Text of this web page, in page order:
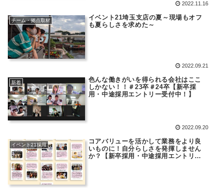
2022.11.16
チーム・拠点取材
イベント21埼玉支店の夏～現場もオフ
も夏らしさを求めた～
2022.09.21
新着
色んな働きがいを得られる会社はここ
しかない！！＃23卒＃24卒【新卒採
用・中途採用エントリー受付中！】
2022.09.20
イベント21採用
コアバリューを活かして業務をより良
いものに！自分らしさを発揮しません
か？【新卒採用・中途採用エントリー